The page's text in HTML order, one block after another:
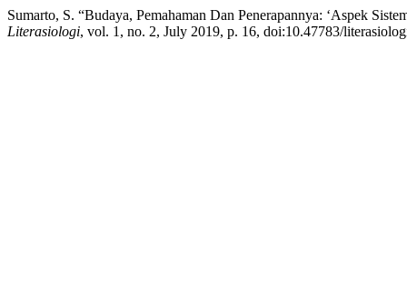
Sumarto, S. “Budaya, Pemahaman Dan Penerapannya: ‘Aspek
Literasiologi, vol. 1, no. 2, July 2019, p. 16, doi:10.47783/